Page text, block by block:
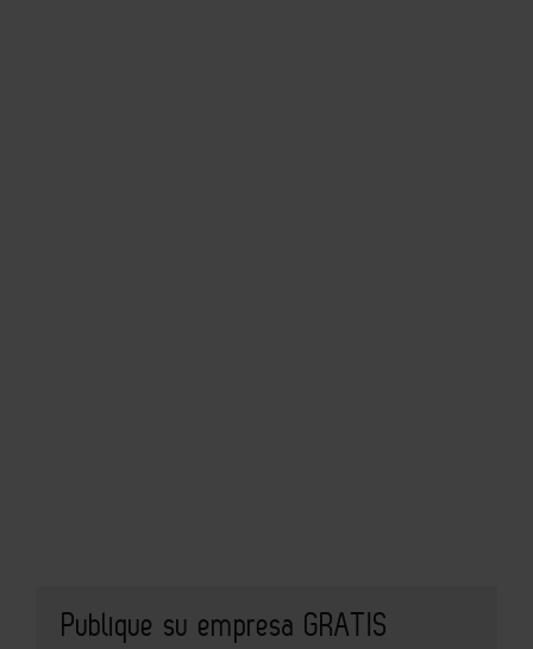
Publique su empresa GRATIS